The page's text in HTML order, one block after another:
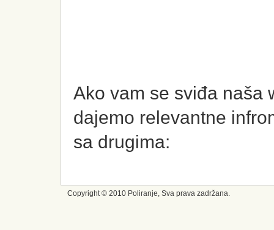
Ako vam se sviđa naša
dajemo relevantne
sa drugima:
Copyright © 2010 Poliranje, Sva prava zadržana.